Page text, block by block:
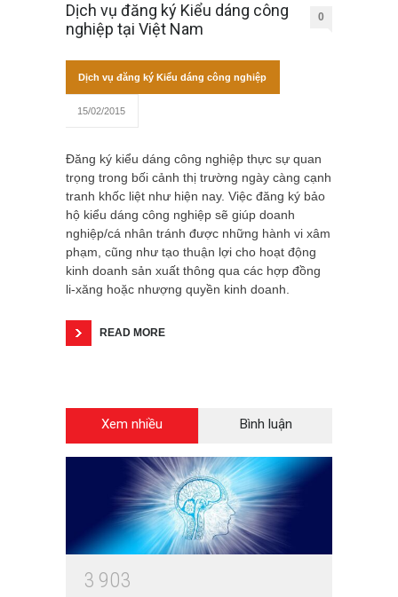
Dịch vụ đăng ký Kiểu dáng công
nghiệp tại Việt Nam
0
Dịch vụ đăng ký Kiểu dáng công nghiệp
15/02/2015
Đăng ký kiểu dáng công nghiệp thực sự quan
trọng trong bối cảnh thị trường ngày càng cạnh
tranh khốc liệt như hiện nay. Việc đăng ký bảo
hộ kiểu dáng công nghiệp sẽ giúp doanh
nghiệp/cá nhân tránh được những hành vi xâm
phạm, cũng như tạo thuận lợi cho hoạt động
kinh doanh sản xuất thông qua các hợp đồng
li-xăng hoặc nhượng quyền kinh doanh.
READ MORE
Xem nhiều Bình luận
3 903